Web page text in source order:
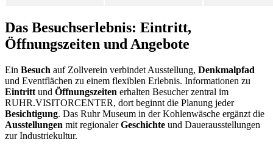
Das Besuchserlebnis: Eintritt,
Öffnungszeiten und Angebote
Ein Besuch auf Zollverein verbindet Ausstellung, Denkmalpfad
und Eventflächen zu einem flexiblen Erlebnis. Informationen zu
Eintritt und Öffnungszeiten erhalten Besucher zentral im
RUHR.VISITORCENTER, dort beginnt die Planung jeder
Besichtigung. Das Ruhr Museum in der Kohlenwäsche ergänzt die
Ausstellungen mit regionalerGeschichte und Dauerausstellungen
zur Industriekultur.